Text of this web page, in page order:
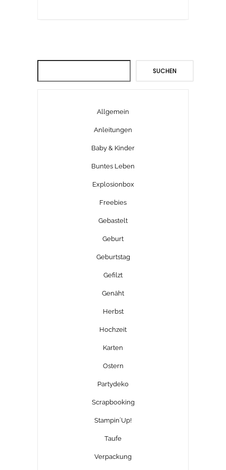
SUCHEN
Allgemein
Anleitungen
Baby & Kinder
Buntes Leben
Explosionbox
Freebies
Gebastelt
Geburt
Geburtstag
Gefilzt
Genäht
Herbst
Hochzeit
Karten
Ostern
Partydeko
Scrapbooking
Stampin´Up!
Taufe
Verpackung